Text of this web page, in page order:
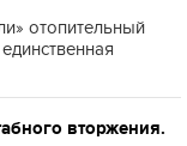
отопительный
вторжения.